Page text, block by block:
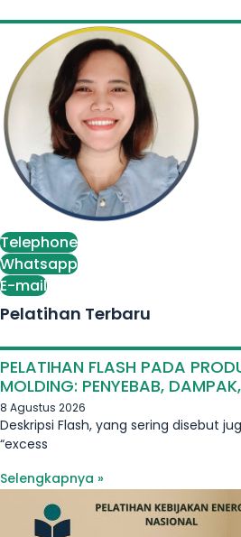
Telephone
Whatsapp
E-mail
Pelatihan Terbaru
PELATIHAN FLASH PADA
MOLDING: PENYEBAB,
8 Agustus 2026
Deskripsi Flash, yang sering disebut
“excess
Selengkapnya »